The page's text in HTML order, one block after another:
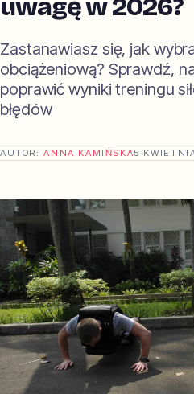
uwagę w 2026?
Zastanawiasz się, jak
obciążeniową? Sprawdź,
poprawić wyniki treningu
błędów
AUTOR:ANNA KAMIŃSKA5